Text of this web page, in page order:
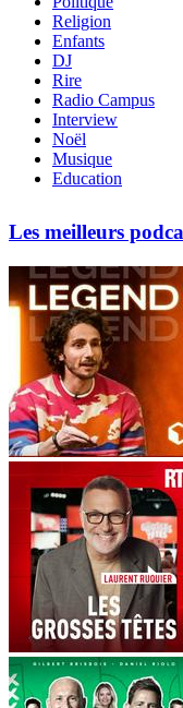
Religion
Enfants
DJ
Rire
Radio Campus
Interview
Noël
Musique
Education
Les meilleurs